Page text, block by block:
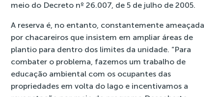
meio do Decreto nº 26.007, de 5 de julho de 2005.
A reserva é, no entanto, constantemente ameaçada
por chacareiros que insistem em ampliar áreas de
plantio para dentro dos limites da unidade. “Para
combater o problema, fazemos um trabalho de
educação ambiental com os ocupantes das
propriedades em volta do lago e incentivamos a